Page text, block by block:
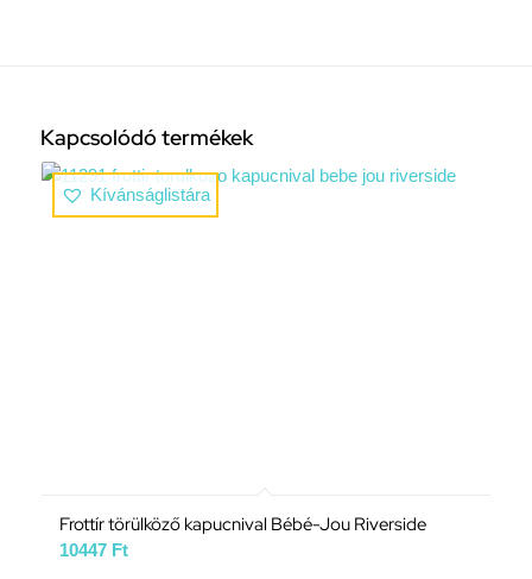
Kapcsolódó termékek
Kívánságlistára
Frottír törülköző kapucnival Bébé-Jou Riverside
10447 Ft